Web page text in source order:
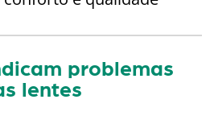
problemas
lentes